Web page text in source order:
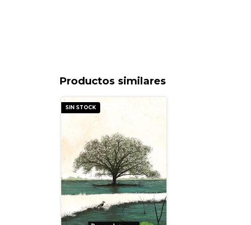
Productos similares
SIN STOCK